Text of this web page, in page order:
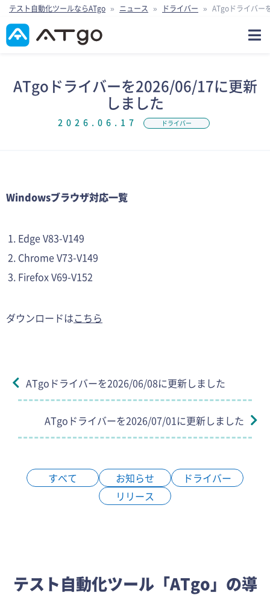
テスト自動化ツールならATgo » ニュース » ドライバー » ATgoドライバー
ATgoドライバーを2026/06/17に更新
しました
2026.06.17 ドライバー
Windowsブラウザ対応一覧
Edge V83-V149
Chrome V73-V149
Firefox V69-V152
ダウンロードはこちら
ATgoドライバーを2026/06/08に更新しました
ATgoドライバーを2026/07/01に更新しました
すべて お知らせ
ドライバー
リリース
テスト自動化ツール「ATgo」の導